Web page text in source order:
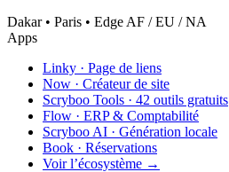
Dakar • Paris • Edge AF / EU / NA
Apps
Linky · Page de liens
Now · Créateur de site
Scryboo Tools · 42 outils gratuits
Flow · ERP & Comptabilité
Scryboo AI · Génération locale
Book · Réservations
Voir l’écosystème →